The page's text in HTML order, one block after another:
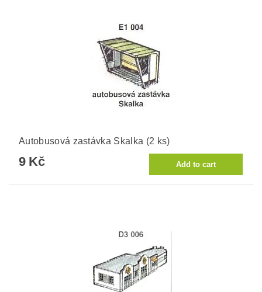
Autobusová zastávka Skalka (2 ks)
9 Kč